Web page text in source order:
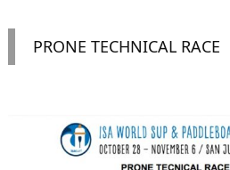
PRONE TECHNICAL